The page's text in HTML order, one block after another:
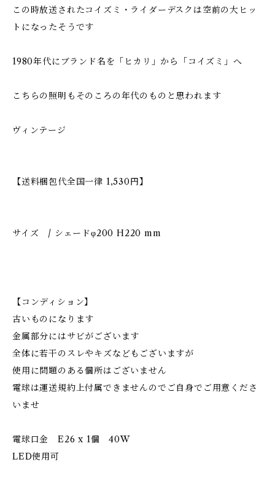
この時放送されたコイズミ・ライダーデスクは空前の大ヒッ
トになったそうです
1980年代にブランド名を「ヒカリ」から「コイズミ」へ
こちらの照明もそのころの年代のものと思われます
ヴィンテージ
【送料梱包代全国一律 1,530円】
サイズ / シェードφ200 H220 mm
【コンディション】
古いものになります
金属部分にはサビがございます
全体に若干のスレやキズなどもございますが
使用に問題のある個所はございません
電球は運送規約上付属できませんのでご自身でご用意くださ
いませ
電球口金 E26 x 1個 40W
LED使用可